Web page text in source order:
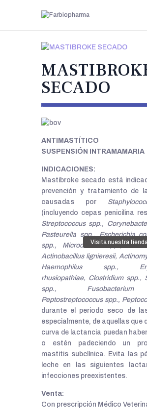
SECADO
.
ANTIMASTÍTICO
SUSPENSIÓN INTRAMAMARIA
INDICACIONES:
Mastibroke secado está
prevención y tratamiento de
causadas por
(incluyendo cepas penicilina
Streptococcus spp.,
Pasteurella spp., Escherichia
spp., Micrococcus spp.,
Actinobacillus lignieresii,
Haemophilus spp.,
rhusiopathiae, Clostridium spp.,
spp.,
Peptostreptococcus spp.,
durante el periodo seco de
especialmente, de aquellas que
curva de lactancia puedan
o estén padeciendo un
mastitis subclínica. Evita las
leche en las siguientes
infecciones preexistentes.
Venta:
Con prescripción Médico